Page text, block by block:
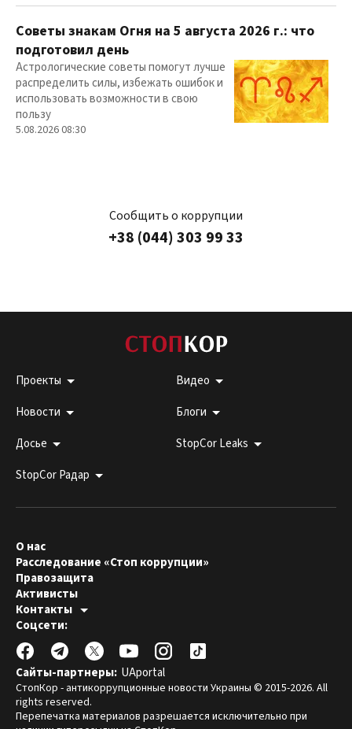
Советы знакам Огня на 5 августа 2026 г.: что
подготовил день
Астрологические советы помогут лучше
распределить силы, избежать ошибок и
использовать возможности в свою
пользу
5.08.2026 08:30
Сообщить о коррупции
+38 (044) 303 99 33
Проекты
Видео
Новости
Блоги
Досье
StopCor Leaks
StopCor Радар
Сайты-партнеры: UAportal
СтопКор - антикоррупционные новости Украины © 2015-2026. All
rights reserved.
Перепечатка материалов разрешается исключительно при
О нас
Расследование «Стоп коррупции»
Правозащита
Активисты
Контакты
Горячая линия:
Редакция СтопКора:
stopcor.org@gmail.com
Юристы:
law@stopcor.org
Правозащитники:
Журналисты-расследователи: media@stopcor.org
Соцсети: